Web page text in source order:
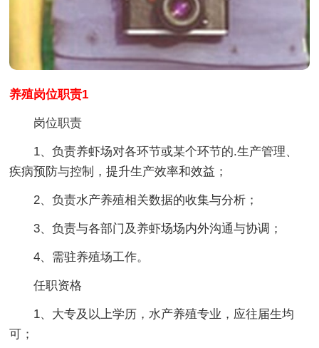
养殖岗位职责1
岗位职责
1、负责养虾场对各环节或某个环节的.生产管理、
疾病预防与控制，提升生产效率和效益；
2、负责水产养殖相关数据的收集与分析；
3、负责与各部门及养虾场场内外沟通与协调；
4、需驻养殖场工作。
任职资格
1、大专及以上学历，水产养殖专业，应往届生均
可；